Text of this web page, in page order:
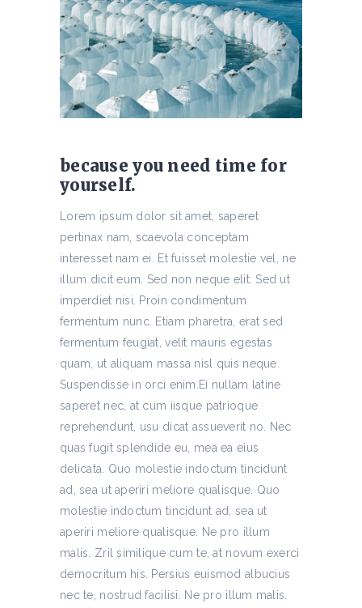
because you need time for
yourself.
Lorem ipsum dolor sit amet, saperet
pertinax nam, scaevola conceptam
interesset nam ei. Et fuisset molestie vel, ne
illum dicit eum. Sed non neque elit. Sed ut
imperdiet nisi. Proin condimentum
fermentum nunc. Etiam pharetra, erat sed
fermentum feugiat, velit mauris egestas
quam, ut aliquam massa nisl quis neque.
Suspendisse in orci enim.Ei nullam latine
saperet nec, at cum iisque patrioque
reprehendunt, usu dicat assueverit no. Nec
quas fugit splendide eu, mea ea eius
delicata. Quo molestie indoctum tincidunt
ad, sea ut aperiri meliore qualisque. Quo
molestie indoctum tincidunt ad, sea ut
aperiri meliore qualisque. Ne pro illum
malis. Zril similique cum te, at novum exerci
democritum his. Persius euismod albucius
nec te, nostrud facilisi. Ne pro illum malis.